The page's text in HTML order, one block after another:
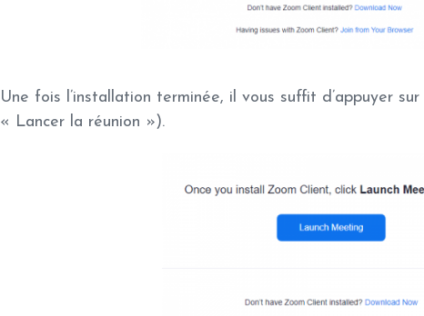
Une fois l’installation terminée, il vous suffit d’appuyer
« Lancer la réunion »).